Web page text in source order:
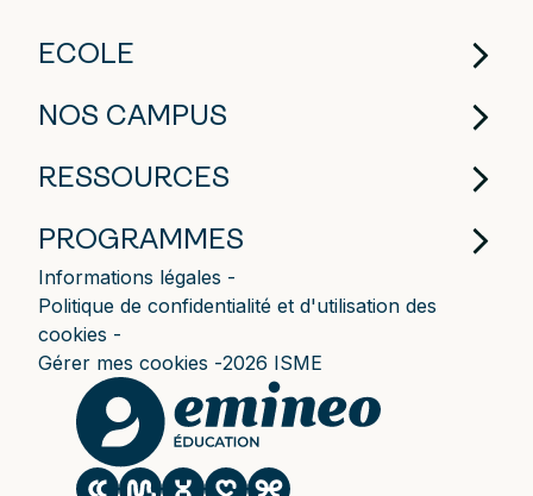
ECOLE
NOS CAMPUS
RESSOURCES
PROGRAMMES
Informations légales
Politique de confidentialité et d'utilisation des
cookies
Gérer mes cookies
2026 ISME